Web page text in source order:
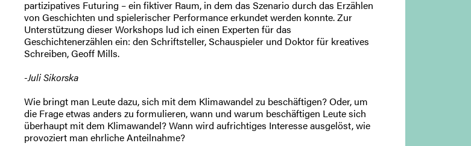
partizipatives Futuring – ein fiktiver Raum, in dem das Szenario durch das Erzählen
von Geschichten und spielerischer Performance erkundet werden konnte. Zur
Unterstützung dieser Workshops lud ich einen Experten für das
Geschichtenerzählen ein: den Schriftsteller, Schauspieler und Doktor für kreatives
Schreiben, Geoff Mills.
-Juli Sikorska
Wie bringt man Leute dazu, sich mit dem Klimawandel zu beschäftigen? Oder, um
die Frage etwas anders zu formulieren, wann und warum beschäftigen Leute sich
überhaupt mit dem Klimawandel? Wann wird aufrichtiges Interesse ausgelöst, wie
provoziert man ehrliche Anteilnahme?